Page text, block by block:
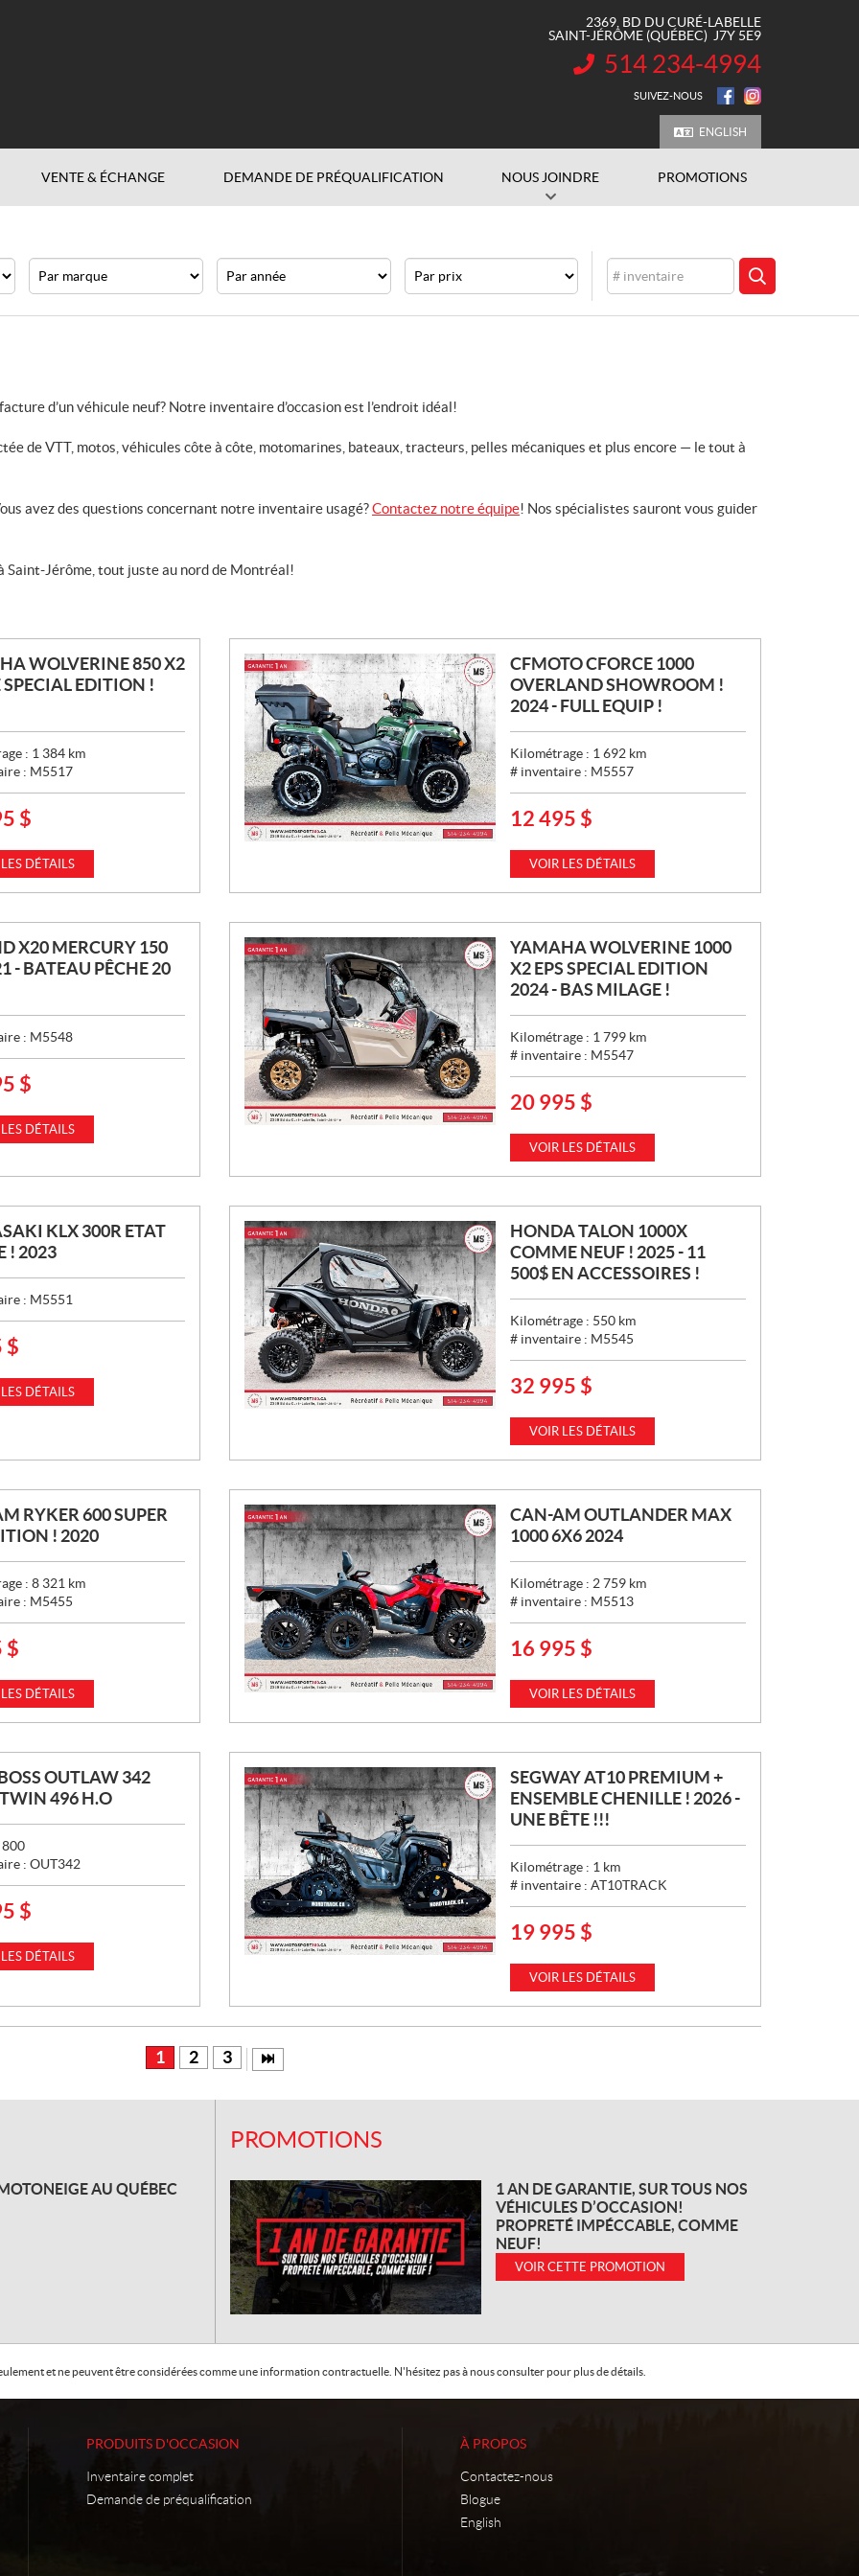
2369, BD DU CURÉ-LABELLE
SAINT-JÉRÔME (QUÉBEC) J7Y 5E9
INFORMATION :
514 234-4994
SUIVEZ-NOUS
ENGLISH
VENTE & ÉCHANGE DEMANDE DE PRÉQUALIFICATION NOUS JOINDRE PROMOTIONS
CHERCHER
d’un véhicule neuf? Notre inventaire d’occasion est l’endroit idéal!
de VTT, motos, véhicules côte à côte, motomarines, bateaux, tracteurs, pelles mécaniques et plus encore — le tout à
avez des questions concernant notre inventaire usagé?Contactez notre équipe! Nos spécialistes sauront vous guider
Saint-Jérôme, tout juste au nord de Montréal!
WOLVERINE 850 X2
SPECIAL EDITION !
: 1 384 km
: M5517
$
DÉTAILS
CFMOTO CFORCE 1000
OVERLAND SHOWROOM !
2024 - FULL EQUIP !
Kilométrage : 1 692 km
# inventaire : M5557
P
X
:
12 495 $
VOIR LES DÉTAILS
X20 MERCURY 150
- BATEAU PÊCHE 20
: M5548
$
DÉTAILS
YAMAHA WOLVERINE 1000
X2 EPS SPECIAL EDITION
2024 - BAS MILAGE !
Kilométrage : 1 799 km
# inventaire : M5547
P
X
:
20 995 $
VOIR LES DÉTAILS
KLX 300R ETAT
! 2023
: M5551
$
DÉTAILS
HONDA TALON 1000X
COMME NEUF ! 2025 - 11
500$ EN ACCESSOIRES !
Kilométrage : 550 km
# inventaire : M5545
P
X
:
32 995 $
VOIR LES DÉTAILS
RYKER 600 SUPER
! 2020
: 8 321 km
: M5455
$
DÉTAILS
CAN-AM OUTLANDER MAX
1000 6X6 2024
Kilométrage : 2 759 km
# inventaire : M5513
P
X
:
16 995 $
VOIR LES DÉTAILS
OUTLAW 342
496 H.O
800
: OUT342
$
DÉTAILS
SEGWAY AT10 PREMIUM +
ENSEMBLE CHENILLE ! 2026 -
UNE BÊTE !!!
Kilométrage : 1 km
# inventaire : AT10TRACK
P
X
19 995 $
VOIR LES DÉTAILS
1 2 3
AU QUÉBEC
PROMOTIONS
1 AN DE GARANTIE, SUR TOUS NOS
VÉHICULES D’OCCASION!
PROPRETÉ IMPÉCCABLE, COMME
NEUF!
VOIR CETTE PROMOTION
et ne peuvent être considérées comme une information contractuelle. N'hésitez pas à nous consulter pour plus de détails.
PRODUITS D'OCCASION
Inventaire complet
Demande de préqualification
À PROPOS
Contactez-nous
Blogue
English